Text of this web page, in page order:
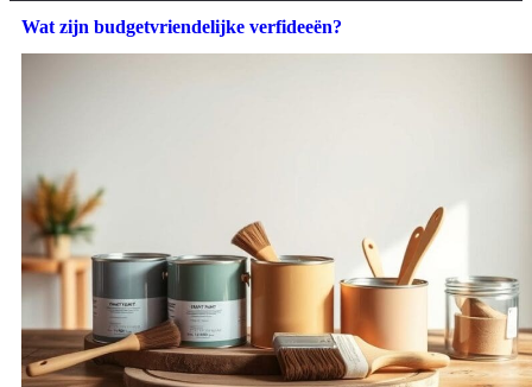
Wat zijn budgetvriendelijke verfideeën?